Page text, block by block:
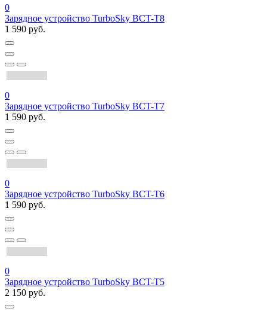
0
Зарядное устройство TurboSky BCT-T8
1 590 руб.
0
Зарядное устройство TurboSky BCT-T7
1 590 руб.
0
Зарядное устройство TurboSky BCT-T6
1 590 руб.
0
Зарядное устройство TurboSky BCT-T5
2 150 руб.